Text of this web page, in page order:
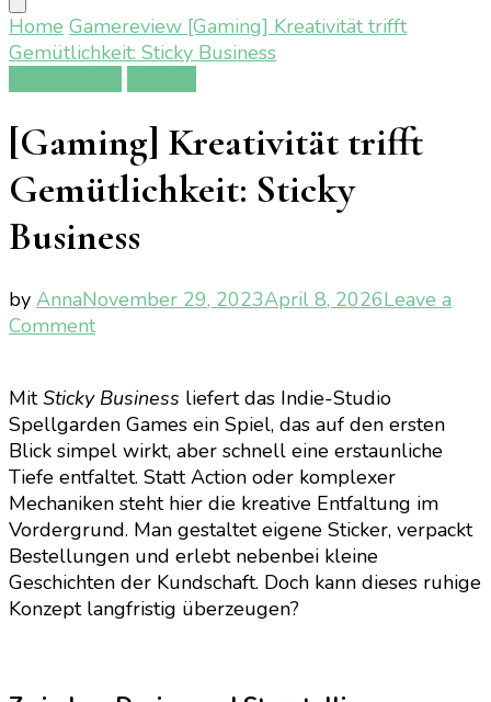
Home Gamereview [Gaming] Kreativität trifft
Gemütlichkeit: Sticky Business
[Gaming] Kreativität trifft
Gemütlichkeit: Sticky
Business
by AnnaNovember 29, 2023April 8, 2026Leave a
Commenton
trifft
Gemütlichkeit:
Sticky
Business
MitSticky Business liefert das Indie-Studio
Spellgarden Games ein Spiel, das auf den ersten
Blick simpel wirkt, aber schnell eine erstaunliche
Tiefe entfaltet. Statt Action oder komplexer
Mechaniken steht hier die kreative Entfaltung im
Vordergrund. Man gestaltet eigene Sticker, verpackt
Bestellungen und erlebt nebenbei kleine
Geschichten der Kundschaft. Doch kann dieses ruhige
Konzept langfristig überzeugen?